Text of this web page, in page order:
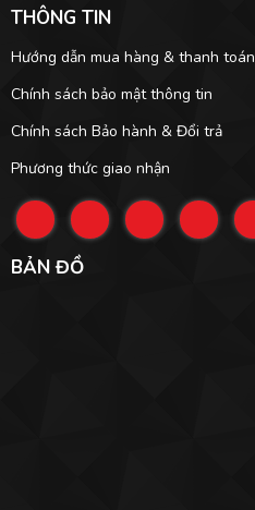
THÔNG TIN
Hướng dẫn mua hàng & thanh toán
Chính sách bảo mật thông tin
Chính sách Bảo hành & Đổi trả
Phương thức giao nhận
BẢN ĐỒ